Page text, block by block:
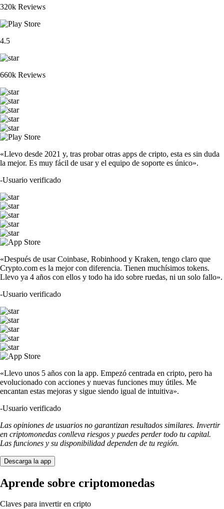
320k Reviews
4.5
660k Reviews
«Llevo desde 2021 y, tras probar otras apps de cripto, esta es sin duda
la mejor. Es muy fácil de usar y el equipo de soporte es único».
-Usuario verificado
«Después de usar Coinbase, Robinhood y Kraken, tengo claro que
Crypto.com es la mejor con diferencia. Tienen muchísimos tokens.
Llevo ya 4 años con ellos y todo ha ido sobre ruedas, ni un solo fallo».
-Usuario verificado
«Llevo unos 5 años con la app. Empezó centrada en cripto, pero ha
evolucionado con acciones y nuevas funciones muy útiles. Me
encantan estas mejoras y sigue siendo igual de intuitiva».
-Usuario verificado
Las opiniones de usuarios no garantizan resultados similares. Invertir
en criptomonedas conlleva riesgos y puedes perder todo tu capital.
Las funciones y su disponibilidad dependen de tu región.
Descarga la app
Aprende sobre criptomonedas
Claves para invertir en cripto